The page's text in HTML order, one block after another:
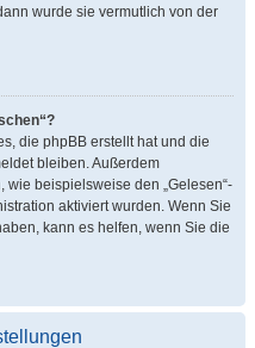
wurde sie vermutlich von der
die phpBB erstellt hat und die
bleiben. Außerdem
beispielsweise den „Gelesen“-
aktiviert wurden. Wenn Sie
kann es helfen, wenn Sie die